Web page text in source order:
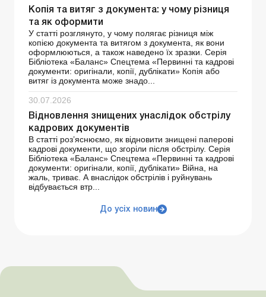
Копія та витяг з документа: у чому різниця
та як оформити
У статті розглянуто, у чому полягає різниця між
копією документа та витягом з документа, як вони
оформлюються, а також наведено їх зразки. Серія
Бібліотека «Баланс» Спецтема «Первинні та кадрові
документи: оригінали, копії, дублікати» Копія або
витяг із документа може знадо...
30.07.2026
Відновлення знищених унаслідок обстрілу
кадрових документів
В статті роз’яснюємо, як відновити знищені паперові
кадрові документи, що згоріли після обстрілу. Серія
Бібліотека «Баланс» Спецтема «Первинні та кадрові
документи: оригінали, копії, дублікати» Війна, на
жаль, триває. А внаслідок обстрілів і руйнувань
відбувається втр...
До усіх новин